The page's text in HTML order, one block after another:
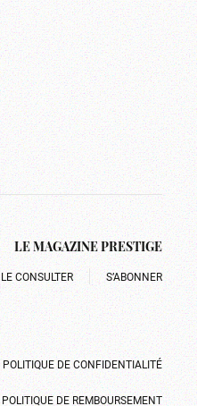
LE MAGAZINE PRESTIGE
LE CONSULTER S’ABONNER
POLITIQUE DE CONFIDENTIALITÉ
POLITIQUE DE REMBOURSEMENT